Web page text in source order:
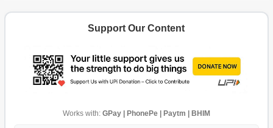
Support Our Content
Works with: GPay | PhonePe | Paytm | BHIM